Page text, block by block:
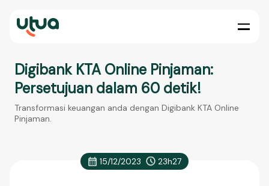
Digibank KTA Online Pinjaman:
Persetujuan dalam 60 detik!
Transformasi keuangan anda dengan Digibank KTA Online
Pinjaman.
15/12/2023 23h27